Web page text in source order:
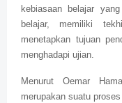
kebiasaan belajar
belajar, memiliki
menetapkan tujuan
menghadapi ujian.
Menurut Oemar
merupakan suatu